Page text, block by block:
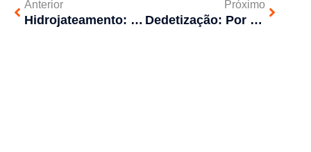
Anterior
Hidrojateamento: solução de entupimento em canos antigos
Próximo
Dedetização: Por que contratar profissionais?